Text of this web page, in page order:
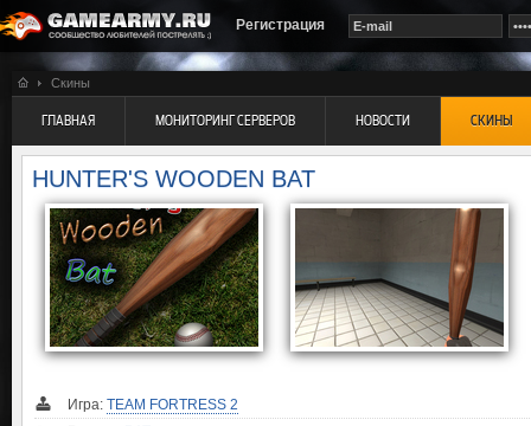
Регистрация
Скины
ГЛАВНАЯ МОНИТОРИНГ СЕРВЕРОВ НОВОСТИ СКИНЫ
HUNTER'S WOODEN BAT
Игра: TEAM FORTRESS 2